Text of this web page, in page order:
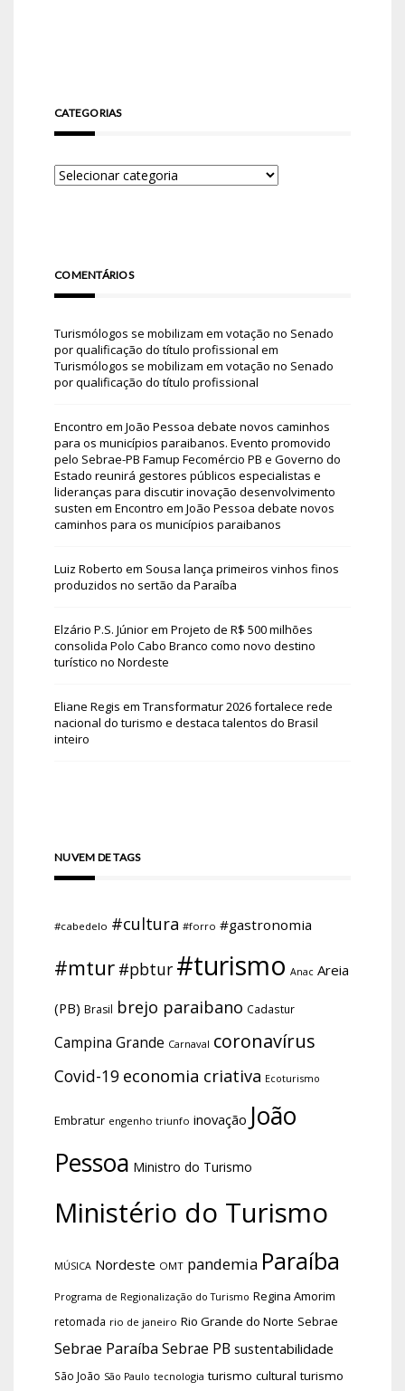
CATEGORIAS
COMENTÁRIOS
Turismólogos se mobilizam em votação no Senado
por qualificação do título profissional em
Turismólogos se mobilizam em votação no Senado
por qualificação do título profissional
Encontro em João Pessoa debate novos caminhos
para os municípios paraibanos. Evento promovido
pelo Sebrae-PB Famup Fecomércio PB e Governo do
Estado reunirá gestores públicos especialistas e
lideranças para discutir inovação desenvolvimento
susten em Encontro em João Pessoa debate novos
caminhos para os municípios paraibanos
Luiz Roberto em Sousa lança primeiros vinhos finos
produzidos no sertão da Paraíba
Elzário P.S. Júniorem Projeto de R$ 500 milhões
consolida Polo Cabo Branco como novo destino
turístico no Nordeste
Eliane Regis em Transformatur 2026 fortalece rede
nacional do turismo e destaca talentos do Brasil
inteiro
NUVEM DE TAGS
#cabedelo #cultura #forro #gastronomia
#mtur #pbtur #turismo Anac Areia
(PB) Brasil brejo paraibano Cadastur
Campina Grande Carnaval coronavírus
Covid-19 economia criativa Ecoturismo
Embratur engenho triunfo inovação João
Pessoa Ministro do Turismo
Ministério do Turismo
MÚSICA Nordeste OMT pandemia Paraíba
Programa de Regionalização do Turismo Regina Amorim
retomada rio de janeiro Rio Grande do Norte Sebrae
Sebrae Paraíba Sebrae PB sustentabilidade
São João São Paulo tecnologia turismo cultural turismo